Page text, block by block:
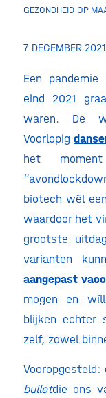
GEZONDHEID OP
7 DECEMBER 2021
Een
eind 2021
waren. De
Voorlopig
het
biotech wél
waardoor het
grootste
varianten
aangepast
mogen en
blijken echter
zelf, zowel
Vooropgesteld:
bulletdie ons